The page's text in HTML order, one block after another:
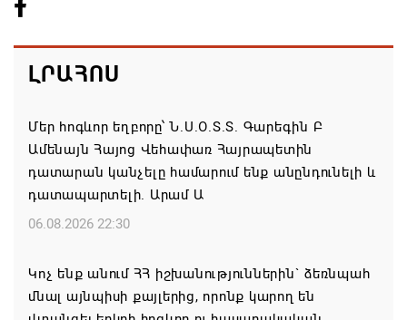
ԼՐԱՀՈՍ
Մեր հոգևոր եղբորը՝ Ն.Ս.Օ.Տ.Տ. Գարեգին Բ
Ամենայն Հայոց Վեհափառ Հայրապետին
դատարան կանչելը համարում ենք անընդունելի և
դատապարտելի. Արամ Ա
06.08.2026 22:30
Կոչ ենք անում ՀՀ իշխանություններին` ձեռնպահ
մնալ այնպիսի քայլերից, որոնք կարող են